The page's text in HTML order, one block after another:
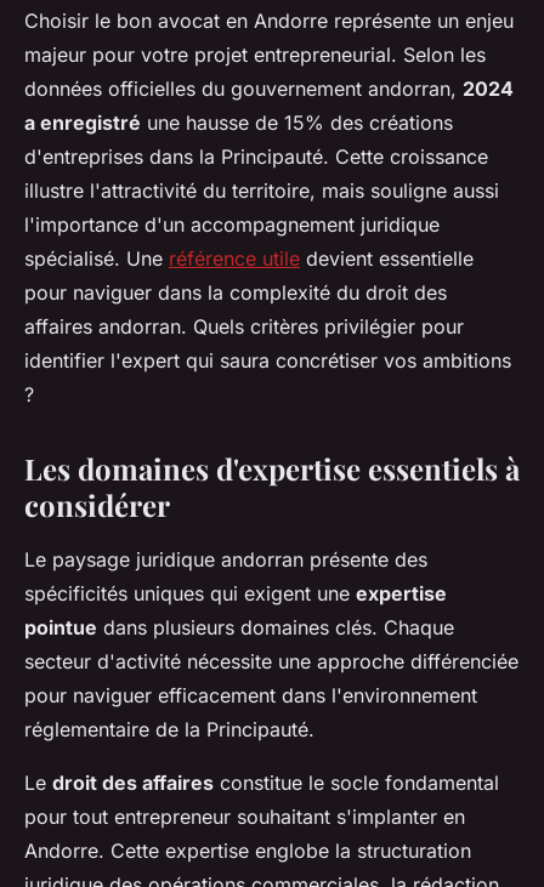
Laure•11 décembre 2025•8 min de lecture
Choisir le bon avocat en Andorre représente un enjeu
majeur pour votre projet entrepreneurial. Selon les
données officielles du gouvernement andorran, 2024
a enregistré une hausse de 15% des créations
d'entreprises dans la Principauté. Cette croissance
illustre l'attractivité du territoire, mais souligne aussi
l'importance d'un accompagnement juridique
spécialisé. Une référence utile devient essentielle
pour naviguer dans la complexité du droit des
affaires andorran. Quels critères privilégier pour
identifier l'expert qui saura concrétiser vos ambitions
?
Les domaines d'expertise essentiels à
considérer
Le paysage juridique andorran présente des
spécificités uniques qui exigent une expertise
pointue dans plusieurs domaines clés. Chaque
secteur d'activité nécessite une approche différenciée
pour naviguer efficacement dans l'environnement
réglementaire de la Principauté.
Le droit des affaires constitue le socle fondamental
pour tout entrepreneur souhaitant s'implanter en
Andorre. Cette expertise englobe la structuration